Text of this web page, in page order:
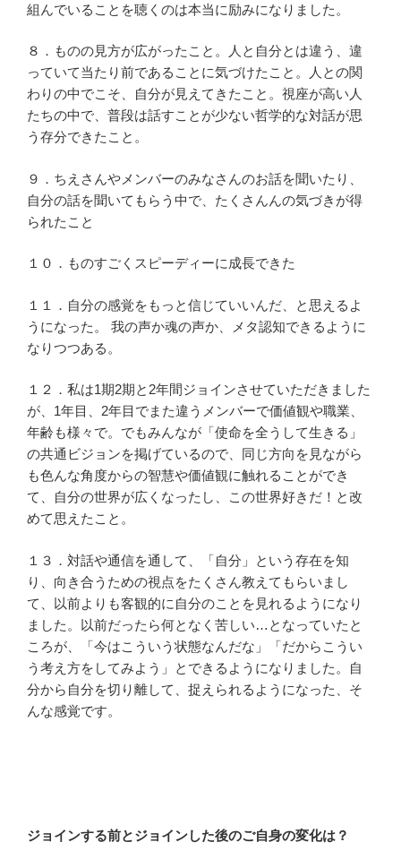
組んでいることを聴くのは本当に励みになりました。
８．ものの見方が広がったこと。人と自分とは違う、違
っていて当たり前であることに気づけたこと。人との関
わりの中でこそ、自分が見えてきたこと。視座が高い人
たちの中で、普段は話すことが少ない哲学的な対話が思
う存分できたこと。
９．ちえさんやメンバーのみなさんのお話を聞いたり、
自分の話を聞いてもらう中で、たくさんんの気づきが得
られたこと
１０．ものすごくスピーディーに成長できた
１１．自分の感覚をもっと信じていいんだ、と思えるよ
うになった。 我の声か魂の声か、メタ認知できるように
なりつつある。
１２．私は1期2期と2年間ジョインさせていただきました
が、1年目、2年目でまた違うメンバーで価値観や職業、
年齢も様々で。でもみんなが「使命を全うして生きる」
の共通ビジョンを掲げているので、同じ方向を見ながら
も色んな角度からの智慧や価値観に触れることができ
て、自分の世界が広くなったし、この世界好きだ！と改
めて思えたこと。
１３．対話や通信を通して、「自分」という存在を知
り、向き合うための視点をたくさん教えてもらいまし
て、以前よりも客観的に自分のことを見れるようになり
ました。以前だったら何となく苦しい…となっていたと
ころが、「今はこういう状態なんだな」「だからこうい
う考え方をしてみよう」とできるようになりました。自
分から自分を切り離して、捉えられるようになった、そ
んな感覚です。
ジョインする前とジョインした後のご自身の変化は？